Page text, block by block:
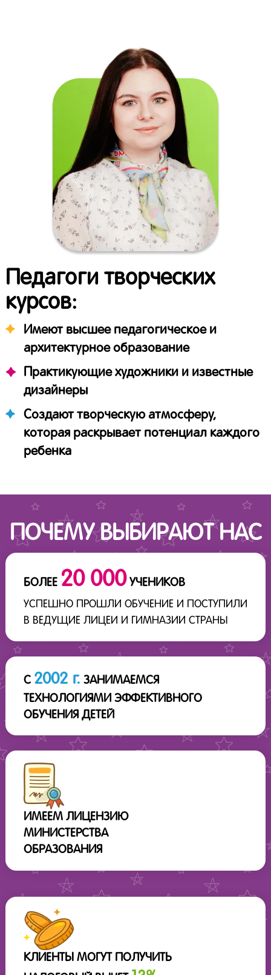
Педагоги творческих
курсов:
Имеют высшее педагогическое и
архитектурное образование
Практикующие художники и известные
дизайнеры
Создают творческую атмосферу,
которая раскрывает потенциал каждого
ребенка
ПОЧЕМУ ВЫБИРАЮТ НАС
БОЛЕЕ 20 000УЧЕНИКОВ
УСПЕШНО ПРОШЛИ ОБУЧЕНИЕ И ПОСТУПИЛИ
В ВЕДУЩИЕ ЛИЦЕИ И ГИМНАЗИИ СТРАНЫ
С 2002 г. ЗАНИМАЕМСЯ
ТЕХНОЛОГИЯМИ ЭФФЕКТИВНОГО
ОБУЧЕНИЯ ДЕТЕЙ
ИМЕЕМ ЛИЦЕНЗИЮ
МИНИСТЕРСТВА
ОБРАЗОВАНИЯ
КЛИЕНТЫ МОГУТ ПОЛУЧИТЬ